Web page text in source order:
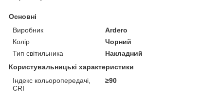
Основні
Виробник
Ardero
Колір
Чорний
Тип світильника
Накладний
Користувальницькі характеристики
Індекс кольоропередачі,
CRI
≥90